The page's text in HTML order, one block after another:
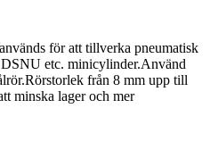
för att tillverka pneumatisk
etc. minicylinder.Använd
från 8 mm upp till
minska lager och mer